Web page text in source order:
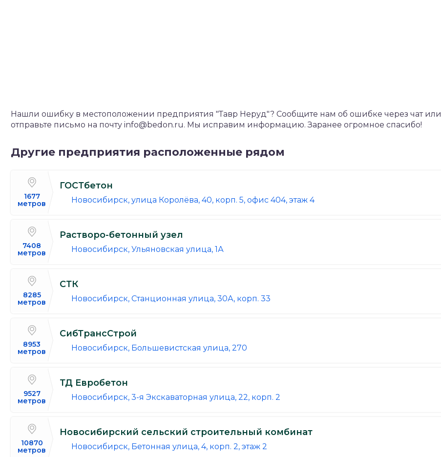
Нашли ошибку в местоположении предприятия "Тавр Неруд"? Сообщите нам об ошибке через чат или
отправьте письмо на почту info@bedon.ru. Мы исправим информацию. Заранее огромное спасибо!
Другие предприятия расположенные рядом
1677
метров
ГОСТбетон
Новосибирск, улица Королёва, 40, корп. 5, офис 404, этаж 4
7408
метров
Растворо-бетонный узел
Новосибирск, Ульяновская улица, 1А
8285
метров
СТК
Новосибирск, Станционная улица, 30А, корп. 33
8953
метров
СибТрансСтрой
Новосибирск, Большевистская улица, 270
9527
метров
ТД Евробетон
Новосибирск, 3-я Экскаваторная улица, 22, корп. 2
10870
метров
Новосибирский сельский строительный комбинат
Новосибирск, Бетонная улица, 4, корп. 2, этаж 2